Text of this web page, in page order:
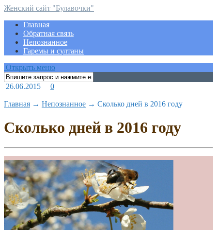
Женский сайт "Булавочки"
Главная
Обратная связь
Непознанное
Гаремы и султаны
Открыть меню
26.06.2015 0
Главная → Непознанное → Сколько дней в 2016 году
Сколько дней в 2016 году